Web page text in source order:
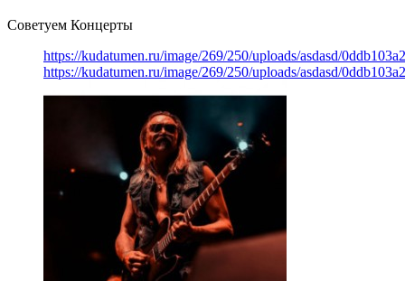
Советуем Концерты
https://kudatumen.ru/image/269/250/uploads/asdasd/
https://kudatumen.ru/image/269/250/uploads/asdasd/